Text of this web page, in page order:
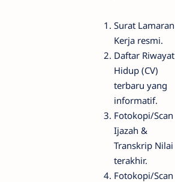
Surat Lamaran
Kerja resmi.
Daftar Riwayat
Hidup (CV)
terbaru yang
informatif.
Fotokopi/Scan
Ijazah &
Transkrip Nilai
terakhir.
Fotokopi/Scan